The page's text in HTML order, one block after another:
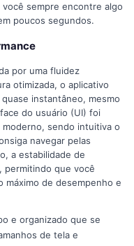
sempre encontre algo
poucos segundos.
por uma fluidez
otimizada, o aplicativo
instantâneo, mesmo
do usuário (UI) foi
sendo intuitiva o
navegar pelas
a estabilidade de
permitindo que você
máximo de desempenho e
e organizado que se
de tela e